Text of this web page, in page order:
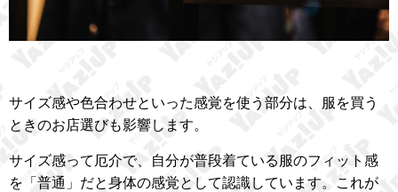
サイズ感や色合わせといった感覚を使う部分は、服を買う
ときのお店選びも影響します。
サイズ感って厄介で、自分が普段着ている服のフィット感
を「普通」だと身体の感覚として認識しています。これが